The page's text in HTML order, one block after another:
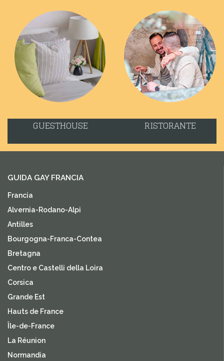
GUESTHOUSE RISTORANTE
GUIDA GAY FRANCIA
Francia
Alvernia-Rodano-Alpi
Antilles
Bourgogna-Franca-Contea
Bretagna
Centro e Castelli della Loira
Corsica
Grande Est
Hauts de France
Île-de-France
La Réunion
Normandia